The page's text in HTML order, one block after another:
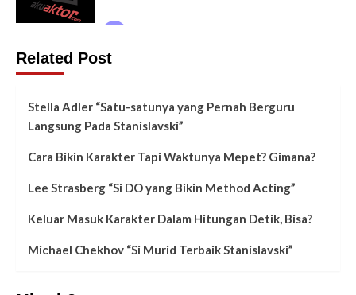
Related Post
Stella Adler “Satu-satunya yang Pernah Berguru
Langsung Pada Stanislavski”
Cara Bikin Karakter Tapi Waktunya Mepet? Gimana?
Lee Strasberg “Si DO yang Bikin Method Acting”
Keluar Masuk Karakter Dalam Hitungan Detik, Bisa?
Michael Chekhov “Si Murid Terbaik Stanislavski”